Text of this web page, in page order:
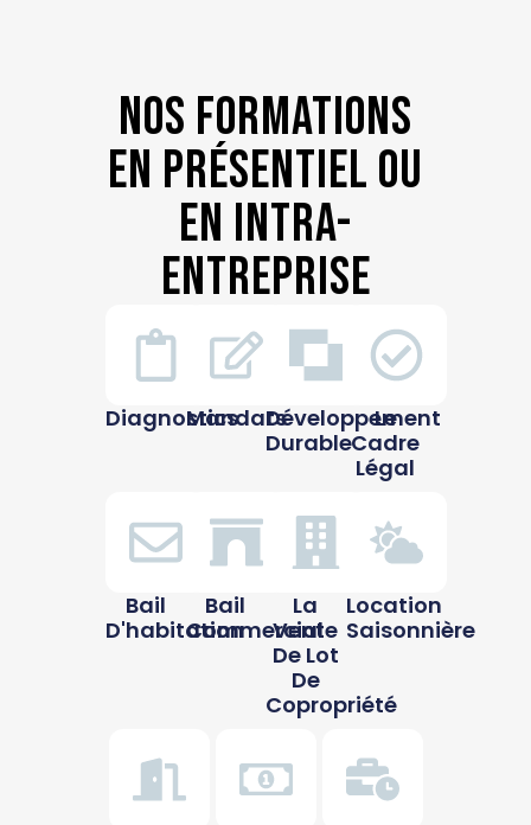
Nos formations
en présentiel ou
en intra-
entreprise
DiagnosticsMandatsDéveloppement
Durable
Le
Cadre
Légal
Bail
D'habitation
Bail
Commercial
La
Vente
De Lot
De
Copropriété
Location
Saisonnière